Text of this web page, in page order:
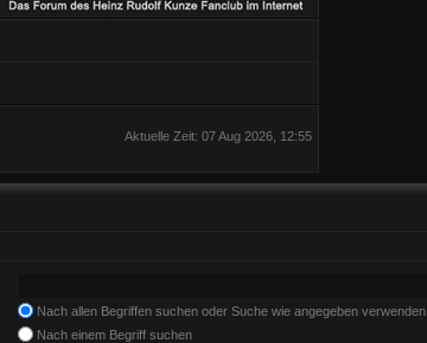
Aktuelle Zeit: 07 Aug 2026, 12:55
Nach allen Begriffen suchen oder Suche wie angegeben verwenden
Nach einem Begriff suchen